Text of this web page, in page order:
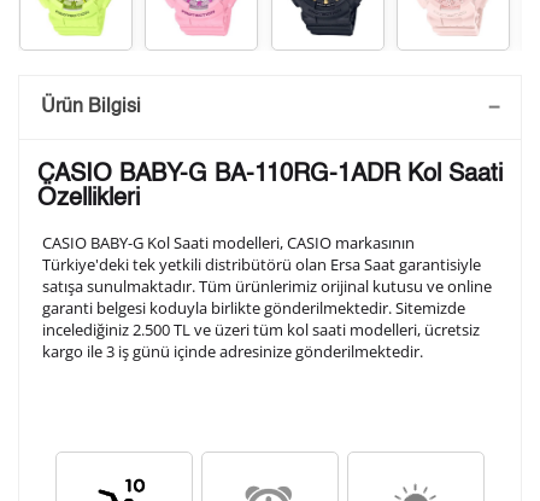
Saatini Kişiselleştir
arka kapağına gravür tekniği ile formda belirtmiş
olduğunuz şekilde işlenecektir.
1. Satır
10/ 10
2. Satır
10/ 10
Ürün Bilgisi
CASIO BABY-G BA-110RG-1ADR Kol Saati
Özellikleri
CASIO BABY-G Kol Saati modelleri, CASIO markasının
Türkiye'deki tek yetkili distribütörü olan Ersa Saat garantisiyle
satışa sunulmaktadır. Tüm ürünlerimiz orijinal kutusu ve online
garanti belgesi koduyla birlikte gönderilmektedir. Sitemizde
incelediğiniz 2.500 TL ve üzeri tüm kol saati modelleri, ücretsiz
kargo ile 3 iş günü içinde adresinize gönderilmektedir.